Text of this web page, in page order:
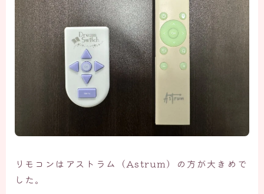
リモコンはアストラム（Astrum）の方が大きめで
した。